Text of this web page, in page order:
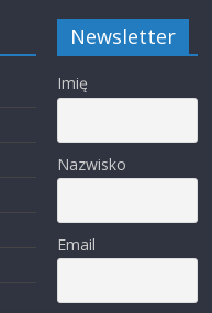
Newsletter
Imię
Nazwisko
Email